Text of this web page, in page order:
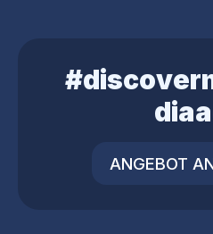
ANGEBOT